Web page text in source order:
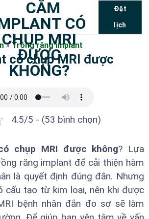
Đặt
lịch
»Trồng răng implant
có chụp MRI được
4.5/5 - (53 bình chọn)
chụp MRI được không? Lựa
răng implant để cải thiện hàm
là quyết định đúng đắn. Nhưng
cấu tạo từ kim loại, nên khi được
bệnh nhân đắn đo sợ sẽ làm